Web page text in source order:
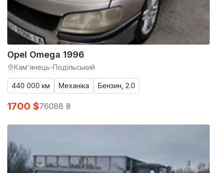
Opel Omega 1996
Кам'янець-Подільський
440 000 км Механіка Бензин, 2.0
1700 $76088 ₴